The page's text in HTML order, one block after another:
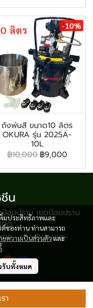
-10%
ถังพ่นสี ขนาด10 ลิตร
OKURA รุ่น 2025A-
10L
฿10,000 ฿9,000
า
มประสิทธิภาพและ
ของท่าน ท่านสามารถ
ยความเป็นส่วนตัวและ
รับทั้งหมด
น
อมปราบ เขตป้อมปราบ
มล : cho@chang-
Reserved.